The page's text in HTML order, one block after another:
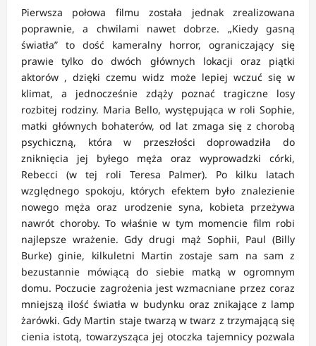
Pierwsza połowa filmu została jednak zrealizowana
poprawnie, a chwilami nawet dobrze. „Kiedy gasną
światła” to dość kameralny horror, ograniczający się
prawie tylko do dwóch głównych lokacji oraz piątki
aktorów , dzięki czemu widz może lepiej wczuć się w
klimat, a jednocześnie zdąży poznać tragiczne losy
rozbitej rodziny. Maria Bello, występująca w roli Sophie,
matki głównych bohaterów, od lat zmaga się z chorobą
psychiczną, która w przeszłości doprowadziła do
zniknięcia jej byłego męża oraz wyprowadzki córki,
Rebecci (w tej roli Teresa Palmer). Po kilku latach
względnego spokoju, których efektem było znalezienie
nowego męża oraz urodzenie syna, kobieta przeżywa
nawrót choroby. To właśnie w tym momencie film robi
najlepsze wrażenie. Gdy drugi mąż Sophii, Paul (Billy
Burke) ginie, kilkuletni Martin zostaje sam na sam z
bezustannie mówiącą do siebie matką w ogromnym
domu. Poczucie zagrożenia jest wzmacniane przez coraz
mniejszą ilość światła w budynku oraz znikające z lamp
żarówki. Gdy Martin staje twarzą w twarz z trzymającą się
cienia istotą, towarzysząca jej otoczka tajemnicy pozwala